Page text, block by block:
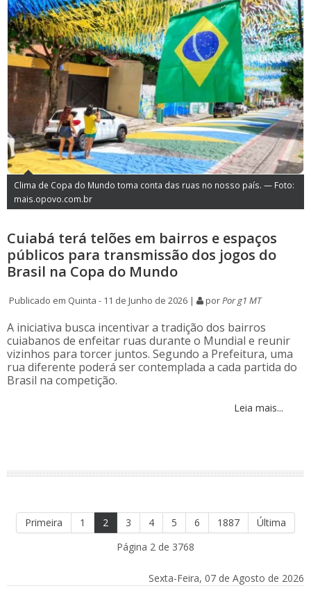
Clima de Copa do Mundo toma conta das ruas no nosso país. — Foto:
mais.opovo.com.br
Cuiabá terá telões em bairros e espaços
públicos para transmissão dos jogos do
Brasil na Copa do Mundo
Publicado em Quinta - 11 de Junho de 2026 | porPor g1 MT
A iniciativa busca incentivar a tradição dos bairros
cuiabanos de enfeitar ruas durante o Mundial e reunir
vizinhos para torcer juntos. Segundo a Prefeitura, uma
rua diferente poderá ser contemplada a cada partida do
Brasil na competição.
Leia mais...
Primeira 1 2 3 4 5 6 1887
Última
Página 2 de 3768
Sexta-Feira, 07 de Agosto de 2026